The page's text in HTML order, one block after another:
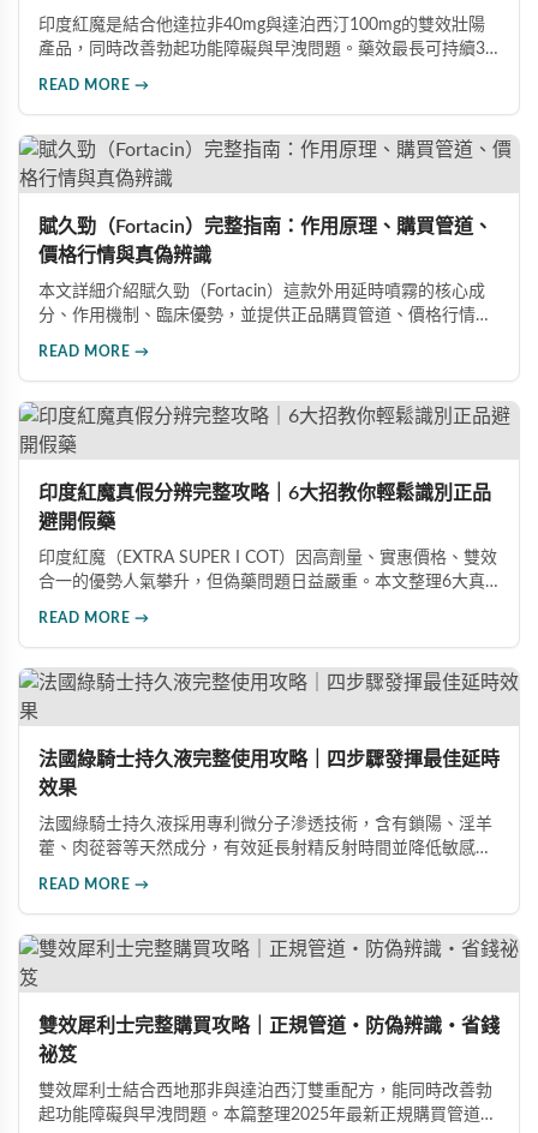
印度紅魔是結合他達拉非40mg與達泊西汀100mg的雙效壯陽
產品，同時改善勃起功能障礙與早洩問題。藥效最長可持續36
READ MORE →
賦久勁（Fortacin）完整指南：作用原理、購買管道、
價格行情與真偽辨識
本文詳細介紹賦久勁（Fortacin）這款外用延時噴霧的核心成
分、作用機制、臨床優勢，並提供正品購買管道、價格行情比
READ MORE →
印度紅魔真假分辨完整攻略｜6大招教你輕鬆識別正品
避開假藥
印度紅魔（EXTRA SUPER I COT）因高劑量、實惠價格、雙效
合一的優勢人氣攀升，但偽藥問題日益嚴重。本文整理6大真
READ MORE →
法國綠騎士持久液完整使用攻略｜四步驟發揮最佳延時
效果
法國綠騎士持久液採用專利微分子滲透技術，含有鎖陽、淫羊
藿、肉蓯蓉等天然成分，有效延長射精反射時間並降低敏感
READ MORE →
雙效犀利士完整購買攻略｜正規管道・防偽辨識・省錢
祕笈
雙效犀利士結合西地那非與達泊西汀雙重配方，能同時改善勃
起功能障礙與早洩問題。本篇整理2025年最新正規購買管道、